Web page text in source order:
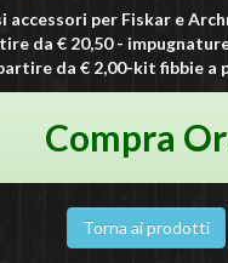
accessori per Fiskar e
da € 20,50 -
da € 2,00-kit fibbie a
Compra
Torna ai prodotti